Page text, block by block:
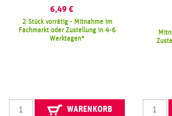
6,49 €
2 Stück vorrätig - Mitnahme im
Fachmarkt oder Zustellung in 4-6
Werktagen
WARENKORB